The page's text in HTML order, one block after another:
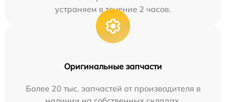
устраняем в течение 2 часов.
Оригинальные запчасти
Более 20 тыс. запчастей от производителя в